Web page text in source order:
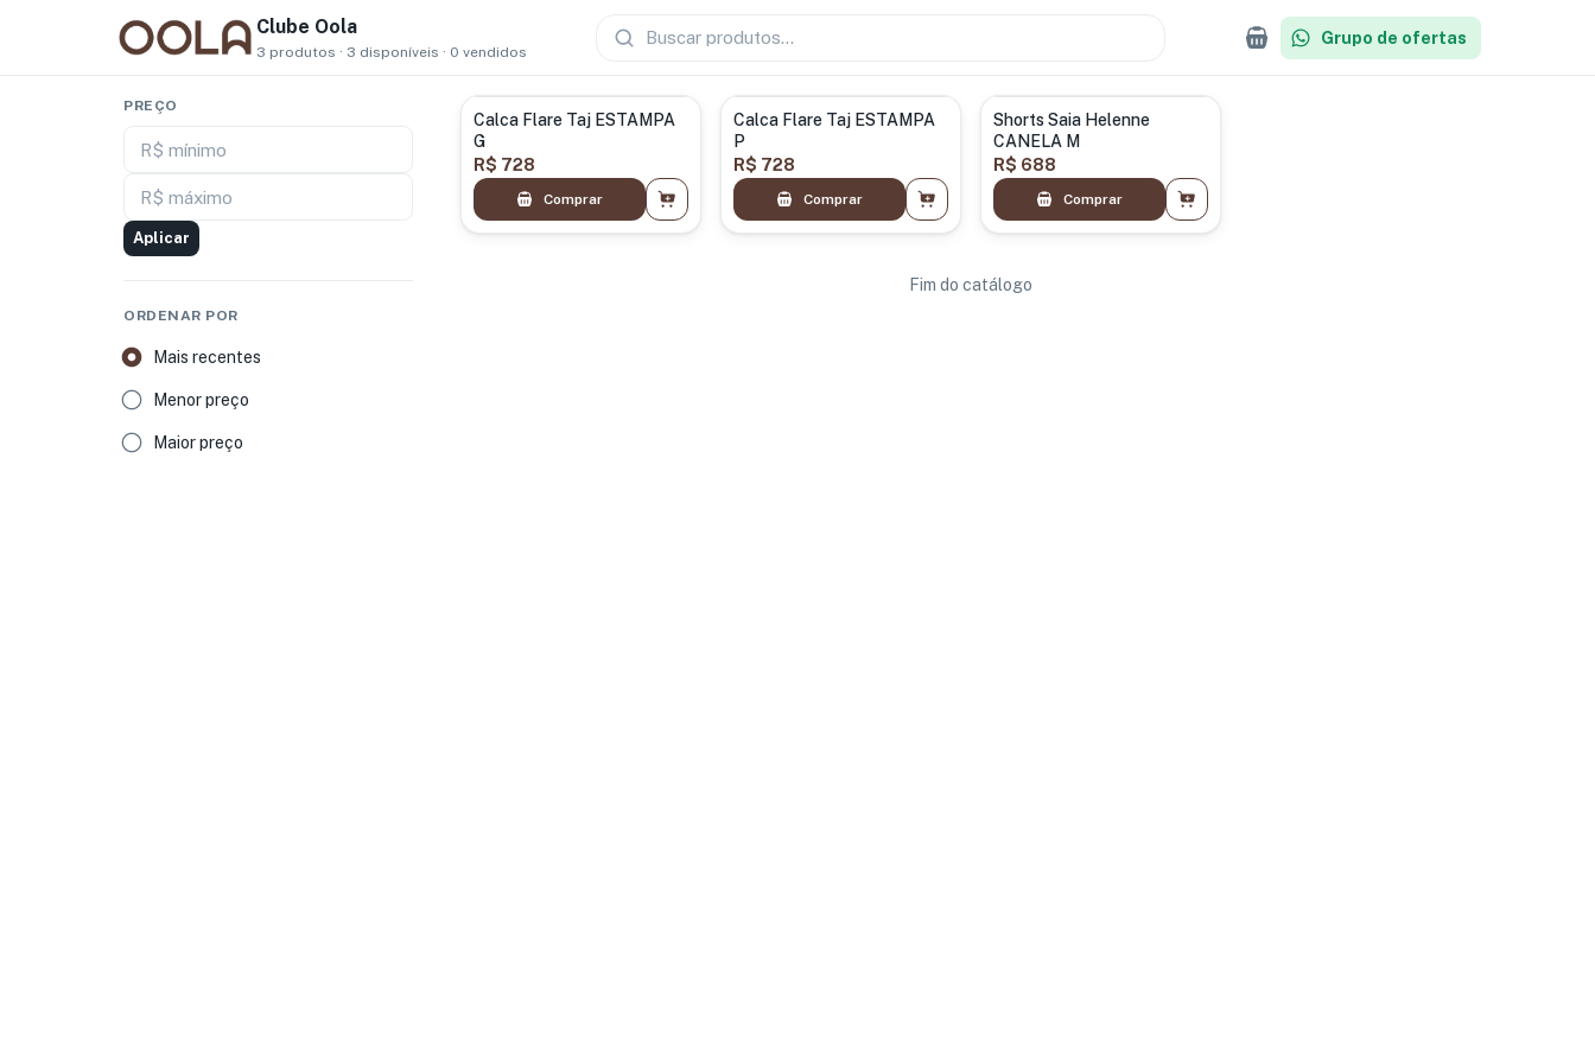
Clube Oola
3 produtos · 3 disponíveis · 0 vendidos
Grupo de ofertas
PREÇO
R$ mínimo
R$ máximo
Aplicar
ORDENAR POR
Mais recentes
Menor preço
Maior preço
Calca Flare Taj ESTAMPA
G
R$ 728
Comprar
Calca Flare Taj ESTAMPA
P
R$ 728
Comprar
Shorts Saia Helenne
CANELA M
R$ 688
Comprar
Fim do catálogo